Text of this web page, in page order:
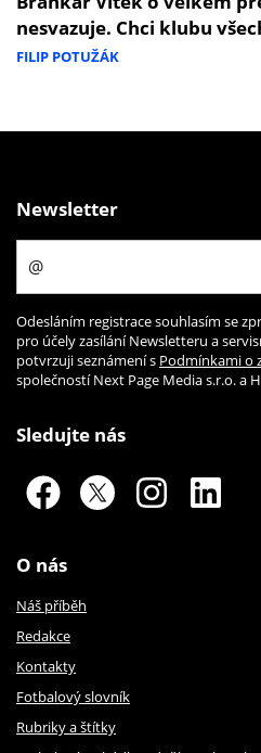
nesvazuje. Chci klubu
FILIP POTUŽÁK
Newsletter
Odesláním registrace souhlasím se
pro účely zasílání Newsletteru a
potvrzuji seznámení s Podmínkami o
společností Next Page Media s.r.o. a
Sledujte nás
O nás
Náš příběh
Redakce
Kontakty
Fotbalový slovník
Rubriky a štítky